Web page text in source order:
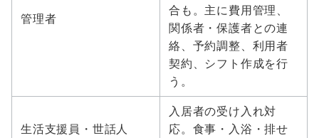
管理者
合も。主に費用管理、
関係者・保護者との連
絡、予約調整、利用者
契約、シフト作成を行
う。
生活支援員・世話人
入居者の受け入れ対
応。食事・入浴・排せ